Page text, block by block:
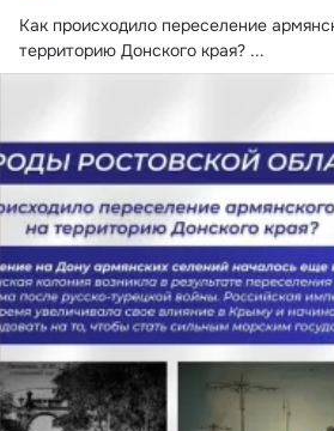
Как происходило переселение
территорию Донского края? ...